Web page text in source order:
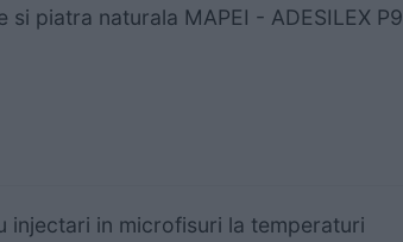
piatra naturala MAPEI - ADESILEX P9
in microfisuri la temperaturi